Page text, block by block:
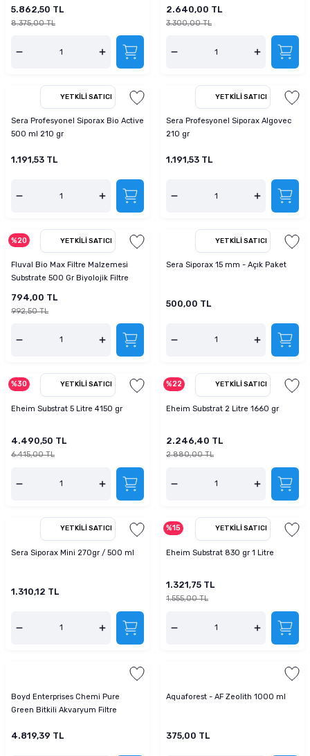
5.862,50 TL
8.375,00 TL
2.640,00 TL
3.300,00 TL
YETKILI SATICI
Sera Profesyonel Siporax Bio Active
500 ml 210 gr
1.191,53 TL
YETKILI SATICI
Sera Profesyonel Siporax Algovec
210 gr
1.191,53 TL
%20 YETKILI SATICI
Fluval Bio Max Filtre Malzemesi
Substrate 500 Gr Biyolojik Filtre
794,00 TL
992,50 TL
YETKILI SATICI
Sera Siporax 15 mm - Açık Paket
500,00 TL
%30 YETKILI SATICI
Eheim Substrat 5 Litre 4150 gr
4.490,50 TL
6.415,00 TL
%22 YETKILI SATICI
Eheim Substrat 2 Litre 1660 gr
2.246,40 TL
2.880,00 TL
YETKILI SATICI
Sera Siporax Mini 270gr / 500 ml
1.310,12 TL
%15 YETKILI SATICI
Eheim Substrat 830 gr 1 Litre
1.321,75 TL
1.555,00 TL
Boyd Enterprises Chemi Pure
Green Bitkili Akvaryum Filtre
4.819,39 TL
Aquaforest - AF Zeolith 1000 ml
375,00 TL